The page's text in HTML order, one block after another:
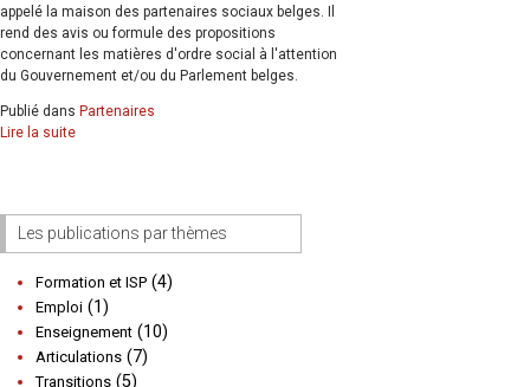
appelé la maison des partenaires sociaux belges. Il
rend des avis ou formule des propositions
concernant les matières d'ordre social à l'attention
du Gouvernement et/ou du Parlement belges.
Publié dans Partenaires
Lire la suite
Les publications par thèmes
Formation et ISP (4)
Emploi (1)
Enseignement (10)
Articulations (7)
Transitions (5)